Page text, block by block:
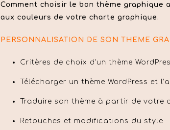
Comment choisir le bon thème graphique
aux couleurs de votre charte graphique.
PERSONNALISATION DE SON THEME
Critères de choix d’un thème
Télécharger un thème WordPress et
Traduire son thème à partir de votre
Retouches et modifications du style